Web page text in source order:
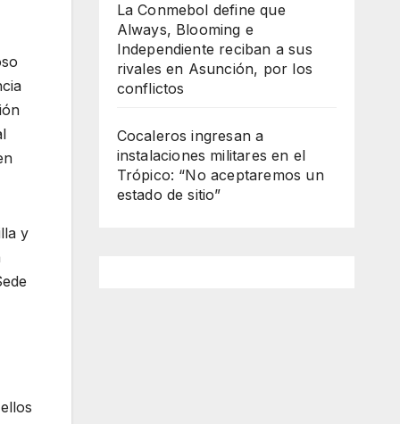
y
La Conmebol define que
Always, Blooming e
Independiente reciban a sus
rivales en Asunción, por los
conflictos
Cocaleros ingresan a
instalaciones militares en el
Trópico: “No aceptaremos un
estado de sitio”